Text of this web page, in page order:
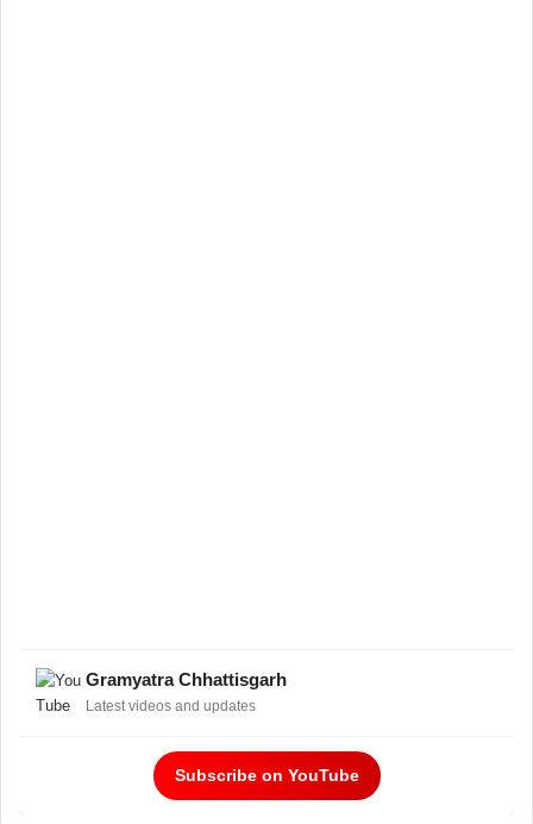
Gramyatra Chhattisgarh
Latest videos and updates
Subscribe on YouTube